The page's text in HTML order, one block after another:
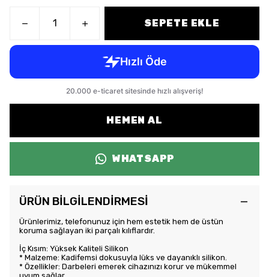
SEPETE EKLE
HEMEN AL
WHATSAPP
ÜRÜN BİLGİLENDİRMESİ
Ürünlerimiz, telefonunuz için hem estetik hem de üstün
koruma sağlayan iki parçalı kılıflardır.
İç Kısım: Yüksek Kaliteli Silikon
* Malzeme: Kadifemsi dokusuyla lüks ve dayanıklı silikon.
* Özellikler: Darbeleri emerek cihazınızı korur ve mükemmel